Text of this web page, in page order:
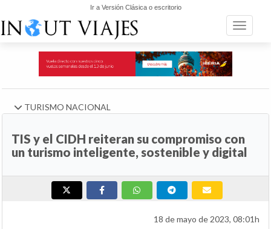
Ir a Versión Clásica o escritorio
Toggle
TURISMO NACIONAL
TIS y el CIDH reiteran su compromiso con
un turismo inteligente, sostenible y digital
18 de mayo de 2023, 08:01h